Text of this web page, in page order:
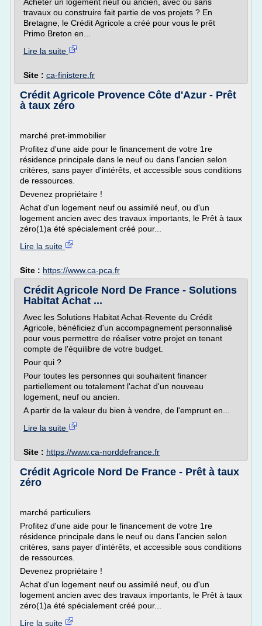
travaux ou construire fait partie de vos projets ? En
Bretagne, le Crédit Agricole a créé pour vous le prêt
Primo Breton en...
Lire la suite
Site : ca-finistere.fr
Crédit Agricole Provence Côte d'Azur - Prêt
à taux zéro
marché pret-immobilier
Profitez d'une aide pour le financement de votre 1re
résidence principale dans le neuf ou dans l'ancien selon
critères, sans payer d'intérêts, et accessible sous conditions
de ressources.
Devenez propriétaire !
Achat d'un logement neuf ou assimilé neuf, ou d'un
logement ancien avec des travaux importants, le Prêt à taux
zéro(1)a été spécialement créé pour...
Lire la suite
Site : https://www.ca-pca.fr
Crédit Agricole Nord De France - Solutions
Habitat Achat ...
Avec les Solutions Habitat Achat-Revente du Crédit
Agricole, bénéficiez d'un accompagnement personnalisé
pour vous permettre de réaliser votre projet en tenant
compte de l'équilibre de votre budget.
Pour qui ?
Pour toutes les personnes qui souhaitent financer
partiellement ou totalement l'achat d'un nouveau
logement, neuf ou ancien.
A partir de la valeur du bien à vendre, de l'emprunt en...
Lire la suite
Site : https://www.ca-norddefrance.fr
Crédit Agricole Nord De France - Prêt à taux
zéro
marché particuliers
Profitez d'une aide pour le financement de votre 1re
résidence principale dans le neuf ou dans l'ancien selon
critères, sans payer d'intérêts, et accessible sous conditions
de ressources.
Devenez propriétaire !
Achat d'un logement neuf ou assimilé neuf, ou d'un
logement ancien avec des travaux importants, le Prêt à taux
zéro(1)a été spécialement créé pour...
Lire la suite